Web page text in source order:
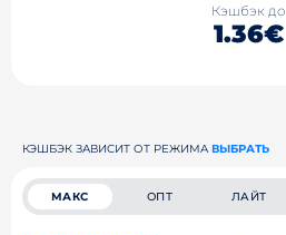
Кэшбэк до
1.36€
КЭШБЭК ЗАВИСИТ ОТ РЕЖИМА ВЫБРАТЬ
МАКС ОПТ ЛАЙТ